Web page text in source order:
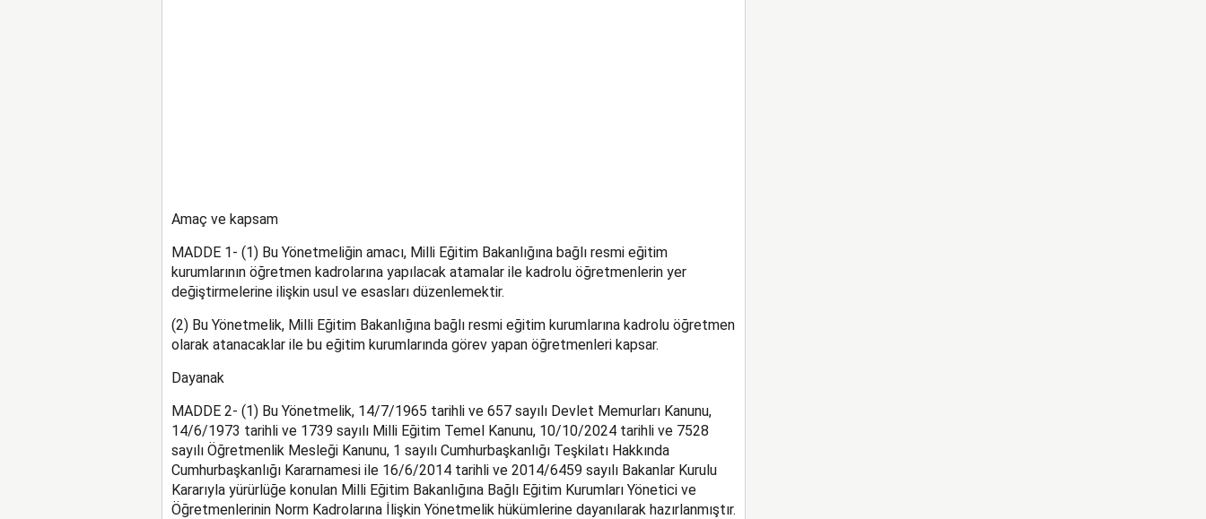
Amaç ve kapsam
MADDE 1- (1) Bu Yönetmeliğin amacı, Milli Eğitim Bakanlığına bağlı resmi eğitim
kurumlarının öğretmen kadrolarına yapılacak atamalar ile kadrolu öğretmenlerin yer
değiştirmelerine ilişkin usul ve esasları düzenlemektir.
(2) Bu Yönetmelik, Milli Eğitim Bakanlığına bağlı resmi eğitim kurumlarına kadrolu öğretmen
olarak atanacaklar ile bu eğitim kurumlarında görev yapan öğretmenleri kapsar.
Dayanak
MADDE 2- (1) Bu Yönetmelik, 14/7/1965 tarihli ve 657 sayılı Devlet Memurları Kanunu,
14/6/1973 tarihli ve 1739 sayılı Milli Eğitim Temel Kanunu, 10/10/2024 tarihli ve 7528
sayılı Öğretmenlik Mesleği Kanunu, 1 sayılı Cumhurbaşkanlığı Teşkilatı Hakkında
Cumhurbaşkanlığı Kararnamesi ile 16/6/2014 tarihli ve 2014/6459 sayılı Bakanlar Kurulu
Kararıyla yürürlüğe konulan Milli Eğitim Bakanlığına Bağlı Eğitim Kurumları Yönetici ve
Öğretmenlerinin Norm Kadrolarına İlişkin Yönetmelik hükümlerine dayanılarak hazırlanmıştır.